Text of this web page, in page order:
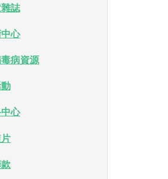
誌
心
病資源
心